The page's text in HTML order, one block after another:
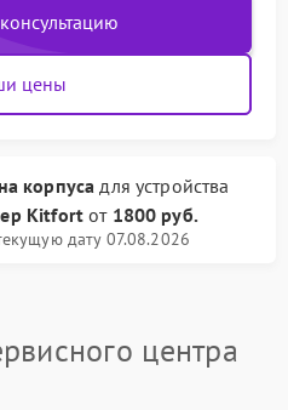
цены
корпуса для устройства
Kitfortот 1800 руб.
дату 07.08.2026
центра